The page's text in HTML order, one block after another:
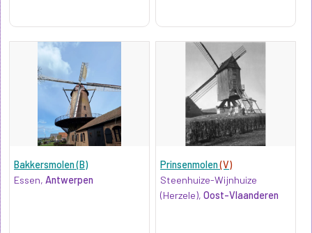
Bakkersmolen (B)
Essen, Antwerpen
Prinsenmolen(V)
Steenhuize-Wijnhuize
(Herzele),Oost-Vlaanderen